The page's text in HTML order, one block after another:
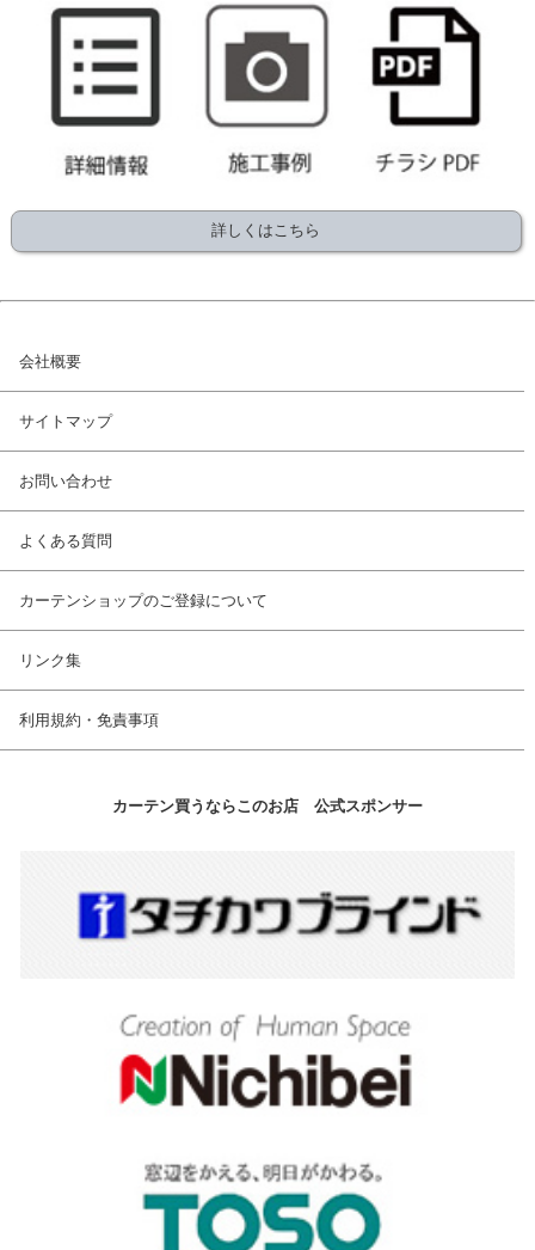
詳しくはこちら
会社概要
サイトマップ
お問い合わせ
よくある質問
カーテンショップのご登録について
リンク集
利用規約・免責事項
カーテン買うならこのお店 公式スポンサー